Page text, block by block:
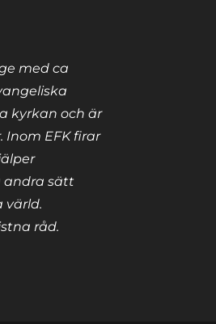
med ca
kyrkan och är
EFK firar
andra sätt
värld.
råd.